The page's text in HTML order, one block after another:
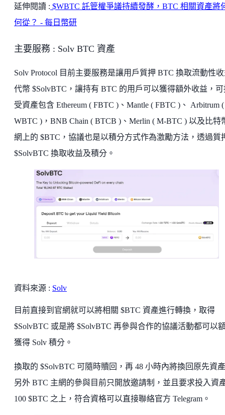
延伸閱讀 : $WBTC 託管權爭議持續發酵，BTC 相關資產將
何從？ - 每日幣研
主要服務 : Solv BTC 資產
Solv Protocol 目前主要服務是讓用戶質押 BTC 換取流動性
代幣 $SolvBTC，讓持有 BTC 的用戶可以獲得額外收益，可
受資產包含 Ethereum ( FBTC )、Mantle ( FBTC )、 Arbitrum (
WBTC )，BNB Chain ( BTCB )、Merlin ( M-BTC ) 以及比特
網上的 $BTC，協議也是以積分方式作為激勵方法，透過質
$SolvBTC 換取收益及積分。
資料來源 : Solv
目前直接到官網就可以將相關 $BTC 資產進行轉換，取得
$SolvBTC 或是將 $SolvBTC 再參與合作的協議活動都可以
獲得 Solv 積分。
換取的 $SolvBTC 可隨時贖回，再 48 小時內將換回原先資
另外 BTC 主網的參與目前只開放邀請制，並且要求投入資
100 $BTC 之上，符合資格可以直接聯絡官方 Telegram。